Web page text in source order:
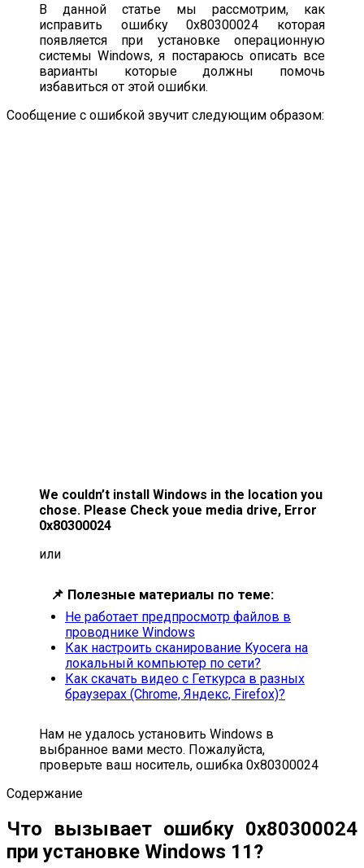
В данной статье мы рассмотрим, как
исправить ошибку 0x80300024 которая
появляется при установке операционную
системы Windows, я постараюсь описать все
варианты которые должны помочь
избавиться от этой ошибки.
Сообщение с ошибкой звучит следующим образом:
We couldn’t install Windows in the location you
chose. Please Check youe media drive, Error
0x80300024
или
📌 Полезные материалы по теме:
Не работает предпросмотр файлов в
проводнике Windows
Как настроить сканирование Kyocera на
локальный компьютер по сети?
Как скачать видео с Геткурса в разных
браузерах (Chrome, Яндекс, Firefox)?
Нам не удалось установить Windows в
выбранное вами место. Пожалуйста,
проверьте ваш носитель, ошибка 0x80300024
Содержание
Что вызывает ошибку 0x80300024
при установке Windows 11?